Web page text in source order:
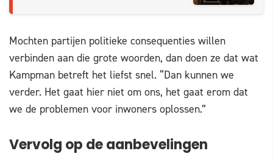
Mochten partijen politieke consequenties willen
verbinden aan die grote woorden, dan doen ze dat wat
Kampman betreft het liefst snel. “Dan kunnen we
verder. Het gaat hier niet om ons, het gaat erom dat
we de problemen voor inwoners oplossen.”
Vervolg op de aanbevelingen